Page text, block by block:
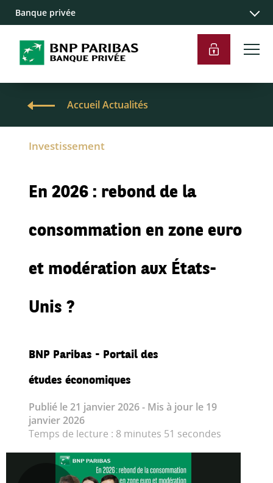
Banque privée
Accueil Actualités
Investissement
En 2026 : rebond de la
consommation en zone euro
et modération aux États-
Unis ?
BNP Paribas - Portail des
études économiques
Publié le 21 janvier 2026 - Mis à jour le 19
janvier 2026
Temps de lecture : 8 minutes 51 secondes